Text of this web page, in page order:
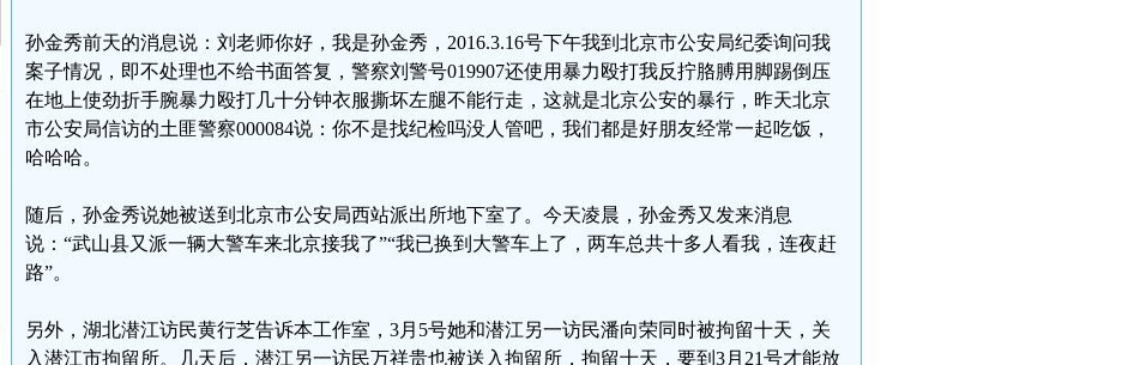
孙金秀前天的消息说：刘老师你好，我是孙金秀，2016.3.16号下午我到北京市公安局纪委询问我
案子情况，即不处理也不给书面答复，警察刘警号019907还使用暴力殴打我反拧胳膊用脚踢倒压
在地上使劲折手腕暴力殴打几十分钟衣服撕坏左腿不能行走，这就是北京公安的暴行，昨天北京
市公安局信访的土匪警察000084说：你不是找纪检吗没人管吧，我们都是好朋友经常一起吃饭，
哈哈哈。
随后，孙金秀说她被送到北京市公安局西站派出所地下室了。今天凌晨，孙金秀又发来消息
说：“武山县又派一辆大警车来北京接我了”“我已换到大警车上了，两车总共十多人看我，连夜赶
路”。
另外，湖北潜江访民黄行芝告诉本工作室，3月5号她和潜江另一访民潘向荣同时被拘留十天，关
入潜江市拘留所。几天后，潜江另一访民万祥贵也被送入拘留所，拘留十天，要到3月21号才能放